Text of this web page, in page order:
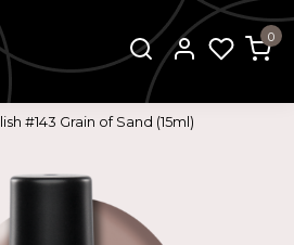
0
#143 Grain of Sand (15ml)